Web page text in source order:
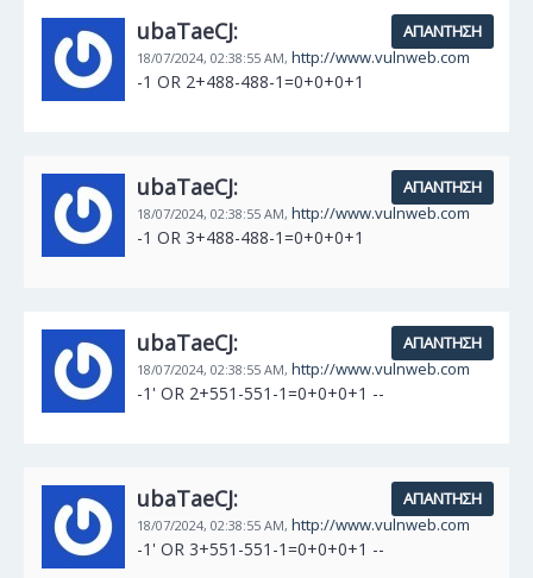
ubaTaeCJ:
18/07/2024, 02:38:55 AM, http://www.vulnweb.com
ΑΠΆΝΤΗΣΗ
-1 OR 2+488-488-1=0+0+0+1
ubaTaeCJ:
18/07/2024, 02:38:55 AM, http://www.vulnweb.com
ΑΠΆΝΤΗΣΗ
-1 OR 3+488-488-1=0+0+0+1
ubaTaeCJ:
18/07/2024, 02:38:55 AM, http://www.vulnweb.com
ΑΠΆΝΤΗΣΗ
-1' OR 2+551-551-1=0+0+0+1 --
ubaTaeCJ:
18/07/2024, 02:38:55 AM, http://www.vulnweb.com
ΑΠΆΝΤΗΣΗ
-1' OR 3+551-551-1=0+0+0+1 --